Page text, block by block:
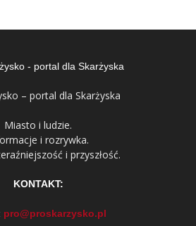
– portal dla Skarżyska
Miasto i ludzie.
i rozrywka.
i przyszłość.
KONTAKT:
pro@proskarzysko.pl